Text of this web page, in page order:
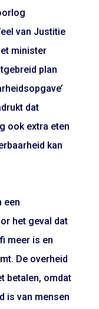
van Justitie
minister
plan
dat
ook extra eten
kan
een
het geval dat
meer is en
De overheid
betalen, omdat
is van mensen